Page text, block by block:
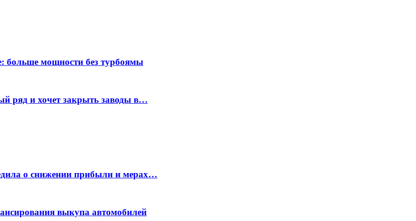
больше мощности без турбоямы
ряд и хочет закрыть заводы в…
о снижении прибыли и мерах…
выкупа автомобилей